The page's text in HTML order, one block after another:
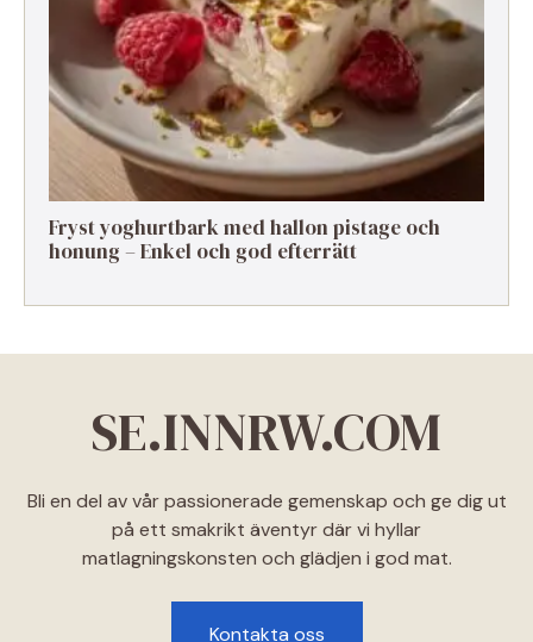
Fryst yoghurtbark med hallon pistage och
honung – Enkel och god efterrätt
SE.INNRW.COM
Bli en del av vår passionerade gemenskap och ge dig ut
på ett smakrikt äventyr där vi hyllar
matlagningskonsten och glädjen i god mat.
Kontakta oss